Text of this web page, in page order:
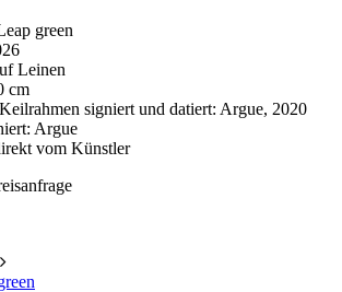
green
Leinen
cm
signiert und datiert: Argue, 2020
Argue
vom Künstler